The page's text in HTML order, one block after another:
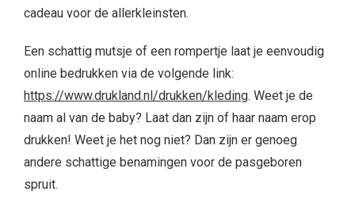
cadeau voor de allerkleinsten.
Een schattig mutsje of een rompertje laat je eenvoudig
online bedrukken via de volgende link:
https://www.drukland.nl/drukken/kleding. Weet je de
naam al van de baby? Laat dan zijn of haar naam erop
drukken! Weet je het nog niet? Dan zijn er genoeg
andere schattige benamingen voor de pasgeboren
spruit.